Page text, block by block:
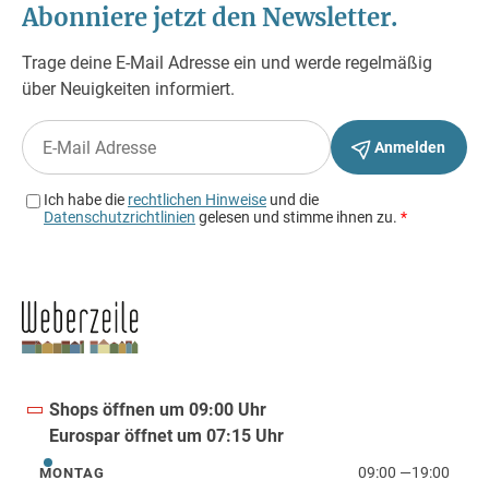
Shops öffnen um 09:00 Uhr
Eurospar öffnet um 07:15 Uhr
Montag
MONTAG 09:00 —19:00